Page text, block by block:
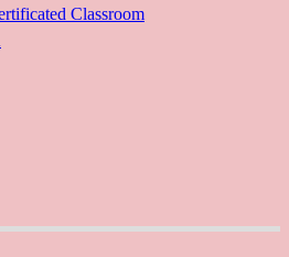
Classroom